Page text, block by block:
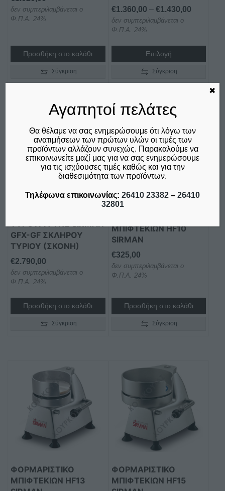
δεν συμπεριλαμβάνεται ο
Φ.Π.Α. 24%
Προσθήκη στο καλάθι
Σύγκριση
€1.360,00 – €1.430,00Price
through
δεν συμπεριλαμβάνεται ο
Φ.Π.Α. 24%
Επιλογή
του
προϊόντος
Σύγκριση
GFX-GF ΣΚΛΗΡΟΥ
ΤΥΡΙΟΥ (ΣΚΟΝΗ)
€2.790,00
δεν συμπεριλαμβάνεται ο
Φ.Π.Α. 24%
Προσθήκη στο καλάθι
Σύγκριση
ΜΠΙΦΤΕΚΙΩΝ HF10
SIRMAN
€325,00
δεν συμπεριλαμβάνεται ο
Φ.Π.Α. 24%
Προσθήκη στο καλάθι
Σύγκριση
ΦΟΡΜΑΡΙΣΤΙΚΟ
ΜΠΙΦΤΕΚΙΩΝ HF13
ΦΟΡΜΑΡΙΣΤΙΚΟ
ΜΠΙΦΤΕΚΙΩΝ HF15
Αγαπητοί πελάτες
Θα θέλαμε να σας ενημερώσουμε ότι λόγω των
ανατιμήσεων των πρώτων υλών οι τιμές των
προϊόντων αλλάζουν συνεχώς. Παρακαλούμε να
επικοινωνείτε μαζί μας για να σας ενημερώσουμε
για τις ισχύουσες τιμές καθώς και για την
διαθεσιμότητα των προϊόντων.
Τηλέφωνα επικοινωνίας: 26410 23382 – 26410
32801
✖